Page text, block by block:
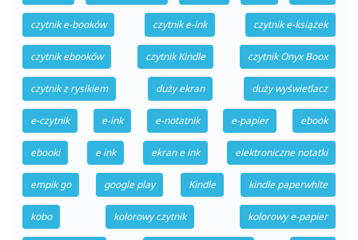
czytnik e-booków czytnik e-ink czytnik e-książek
czytnik ebooków czytnik Kindle czytnik Onyx Boox
czytnik z rysikiem duży ekran duży wyświetlacz
e-czytnik e-ink e-notatnik e-papier ebook
ebooki e ink ekran e ink elektroniczne notatki
empik go google play Kindle kindle paperwhite
kobo kolorowy czytnik kolorowy e-papier